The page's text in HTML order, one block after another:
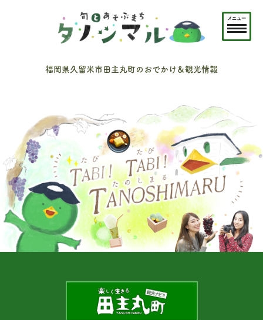
福岡県久留米市田主丸町のおでかけ＆観光情報
メニュー